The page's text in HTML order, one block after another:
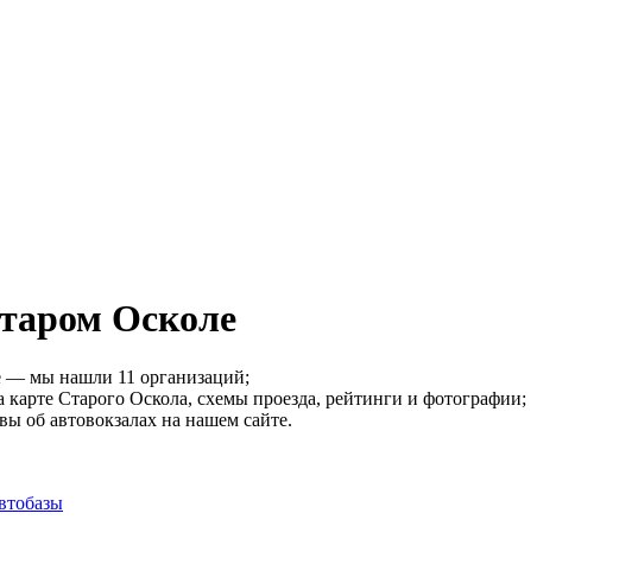
Осколе
— мы нашли 11 организаций;
карте Старого Оскола, схемы проезда, рейтинги и фотографии;
об автовокзалах на нашем сайте.